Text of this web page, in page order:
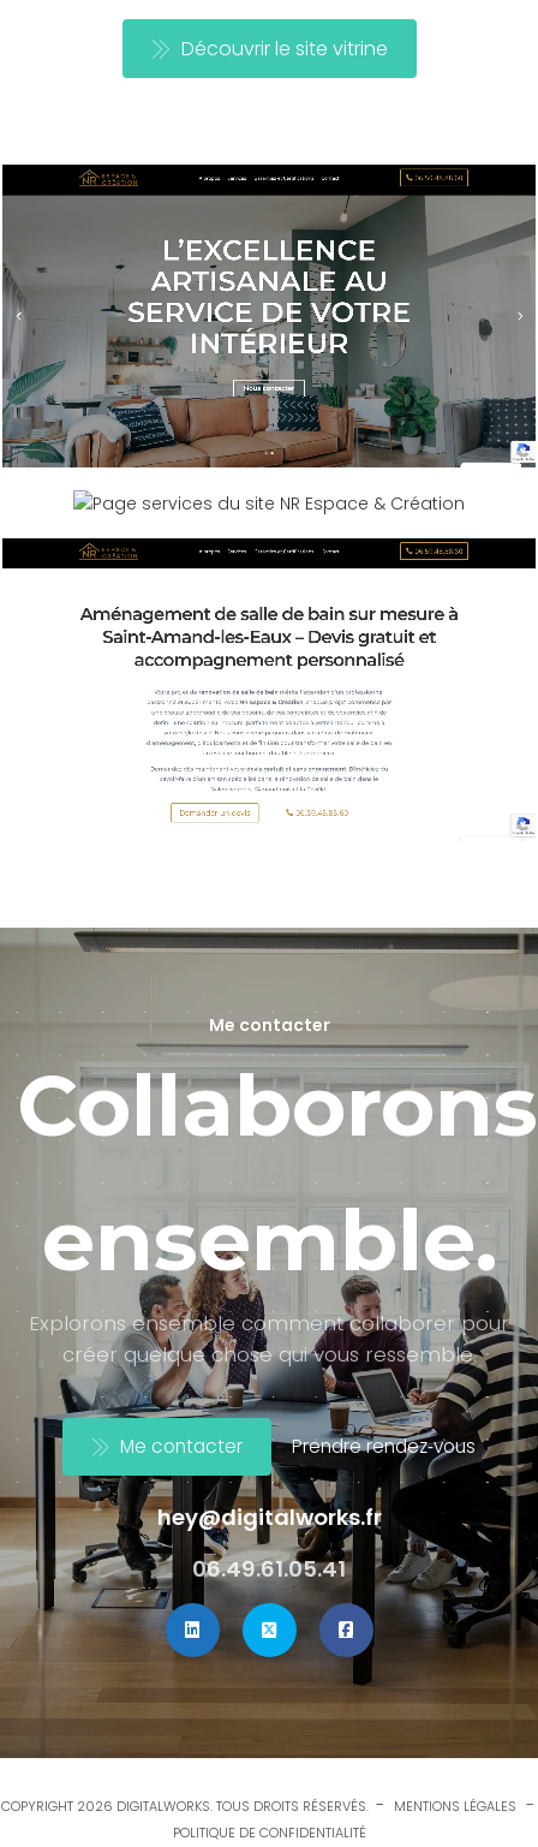
Découvrir le site vitrine
Me contacter
Collaborons
ensemble.
Explorons ensemble comment collaborer pour
créer quelque chose qui vous ressemble.
Me contacter Prendre rendez‑vous
hey@digitalworks.fr
06.49.61.05.41
COPYRIGHT 2026 DIGITALWORKS. TOUS DROITS RÉSERVÉS. - MENTIONS LÉGALES -
POLITIQUE DE CONFIDENTIALITÉ